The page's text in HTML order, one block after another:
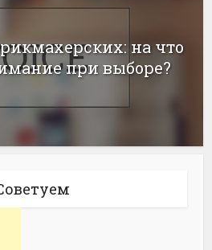
на что
при выборе?